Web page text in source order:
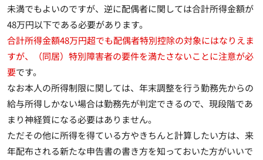
未満でもよいのですが、 逆に配偶者に関しては合計所得金額が
48万円以下である必要があります。
合計所得金額48万円超でも配偶者特別控除の対象にはなりえま
すが、（同居）特別障害者の要件を満たさないことに注意が必
要です。
なお本人の所得制限に関しては、年末調整を行う勤務先からの
給与所得しかない場合は勤務先が判定できるので、現段階であ
まり神経質になる必要はありません。
ただその他に所得を得ている方やきちんと計算したい方は、来
年配布される新たな申告書の書き方を知っておいた方がいいで